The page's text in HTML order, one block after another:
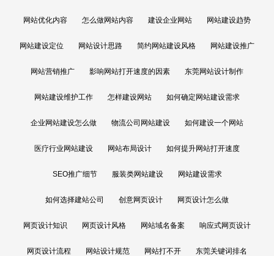
网站优化内容 怎么做网站内容 建设企业网站 网站建设趋势
网站建设定位 网站设计思路 简约网站建设风格 网站建设推广
网站营销推广 影响网站打开速度的因素 东莞网站设计制作
网站建设维护工作 怎样建设网站 如何确定网站建设需求
企业网站建设怎么做 物流公司网站建设 如何建设一个网站
医疗行业网站建设 网站布局设计 如何提升网站打开速度
SEO推广细节 服装类网站建设 网站建设需求
如何选择建站公司 创意网页设计 网页设计怎么做
网页设计知识 网页设计风格 网站域名备案 响应式网页设计
网页设计流程 网站设计规范 网站打不开 东莞关键词排名